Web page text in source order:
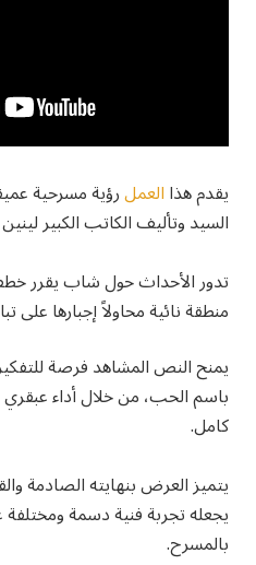
يقدم هذاالعملرؤية مسرحية
السيد وتأليف الكاتب الكبير
تدور الأحداث حول شاب يقرر
منطقة نائية محاولاً إجبارها
يمنح النص المشاهد فرصة
باسم الحب، من خلال أداء عبقري
كامل.
يتميز العرض بنهايته الصادمة
يجعله تجربة فنية دسمة ومختلفة
بالمسرح.